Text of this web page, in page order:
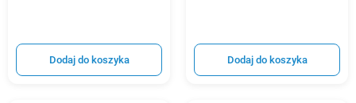
Dodaj do koszyka Dodaj do koszyka